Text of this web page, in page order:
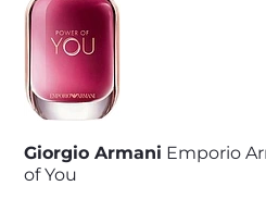
Giorgio Armani Emporio
of You